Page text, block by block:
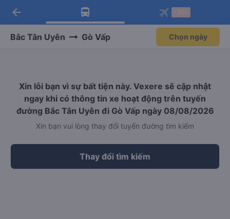
Tải app Vexere ngay!
Nhận ưu đãi thành viên độc
Mở app
Tải app Vexere
-30k/ghế khi đặt vé máy bay qua
Mở app
arrow_back
Bắc Tân Uyên Gò Vấp Chọn ngày
Xin lỗi bạn vì sự bất tiện này. Vexere sẽ cập nhật
ngay khi có thông tin xe hoạt động trên tuyến
đường Bắc Tân Uyên đi Gò Vấp ngày 08/08/2026
Xin bạn vui lòng thay đổi tuyến đường tìm kiếm
Thay đổi tìm kiếm